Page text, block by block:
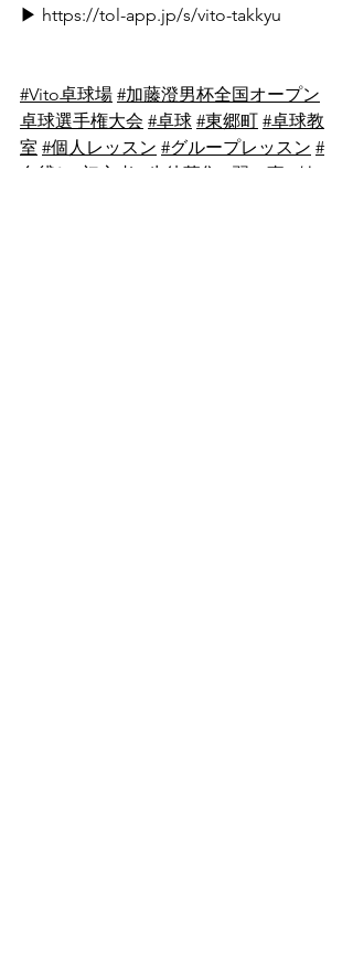
▶ https://tol-app.jp/s/vito-takkyu
#Vito卓球場 #加藤澄男杯全国オープン
卓球選手権大会 #卓球 #東郷町 #卓球教
室 #個人レッスン #グループレッスン #
台貸し
#初心者 #生徒募集 #習い事
#健